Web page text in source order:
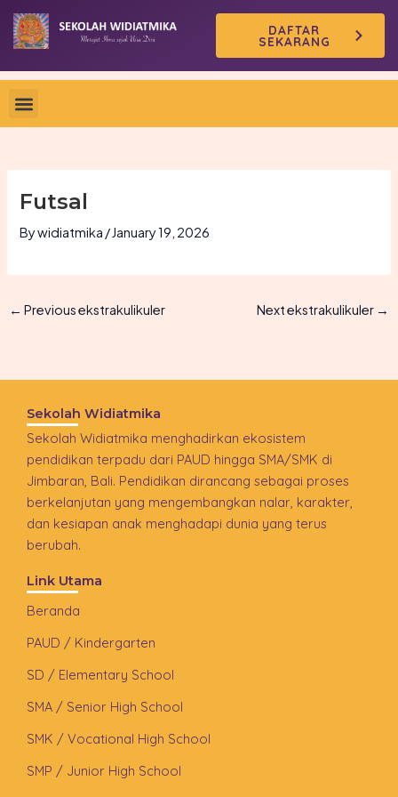
Skip
content
DAFTAR
SEKARANG
Futsal
Bywidiatmika /January 19, 2026
← Previous ekstrakulikuler Next ekstrakulikuler →
Sekolah Widiatmika
Sekolah Widiatmika menghadirkan ekosistem
pendidikan terpadu dari PAUD hingga SMA/SMK di
Jimbaran, Bali. Pendidikan dirancang sebagai proses
berkelanjutan yang mengembangkan nalar, karakter,
dan kesiapan anak menghadapi dunia yang terus
berubah.
Link Utama
Beranda
PAUD / Kindergarten
SD / Elementary School
SMA / Senior High School
SMK / Vocational High School
SMP / Junior High School